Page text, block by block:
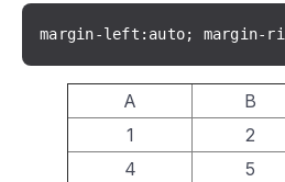
margin-left:auto; margin-
A B
1
2
4
5